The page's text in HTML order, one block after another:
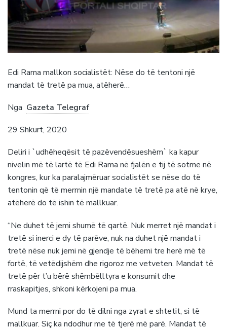
Edi Rama mallkon socialistët: Nëse do të tentoni një
mandat të tretë pa mua, atëherë…
Nga Gazeta Telegraf
29 Shkurt, 2020
Deliri i `udhëheqësit të pazëvendësueshëm` ka kapur
nivelin më të lartë të Edi Rama në fjalën e tij të sotme në
kongres, kur ka paralajmëruar socialistët se nëse do të
tentonin që të merrnin një mandate të tretë pa atë në krye,
atëherë do të ishin të mallkuar.
“Ne duhet të jemi shumë të qartë. Nuk merret një mandat i
tretë si inerci e dy të parëve, nuk na duhet një mandat i
tretë nëse nuk jemi në gjendje të bëhemi tre herë më të
fortë, të vetëdijshëm dhe rigoroz me vetveten. Mandat të
tretë për t’u bërë shëmbëlltyra e konsumit dhe
rraskapitjes, shkoni kërkojeni pa mua.
Mund ta merrni por do të dilni nga zyrat e shtetit, si të
mallkuar. Siç ka ndodhur me të tjerë më parë. Mandat të